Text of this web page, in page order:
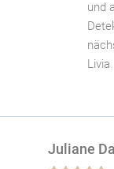
und
Livia
Juliane